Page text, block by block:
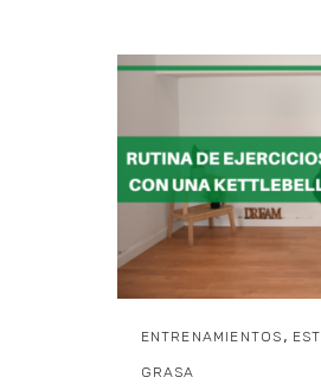
ENTRENAMIENTOS ,
GRASA